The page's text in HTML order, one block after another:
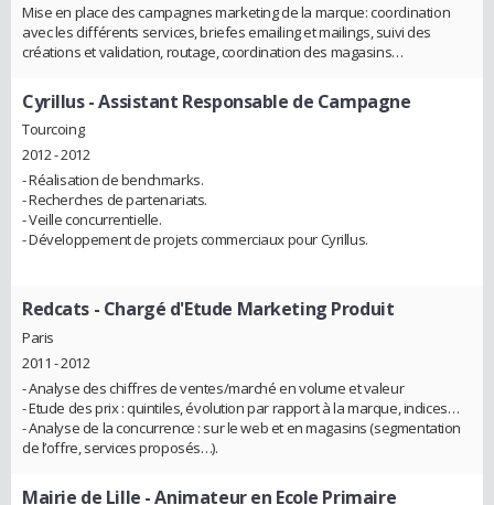
Mise en place des campagnes marketing de la marque: coordination
avec les différents services, briefes emailing et mailings, suivi des
créations et validation, routage, coordination des magasins…
Cyrillus- Assistant Responsable de Campagne
Tourcoing
2012 - 2012
- Réalisation de benchmarks.
- Recherches de partenariats.
- Veille concurrentielle.
- Développement de projets commerciaux pour Cyrillus.
Redcats - Chargé d'Etude Marketing Produit
Paris
2011 - 2012
- Analyse des chiffres de ventes/marché en volume et valeur
- Etude des prix : quintiles, évolution par rapport à la marque, indices…
- Analyse de la concurrence : sur le web et en magasins (segmentation
de l’offre, services proposés…).
Mairie de Lille - Animateur en Ecole Primaire